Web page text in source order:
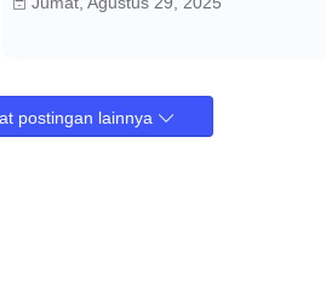
postingan lainnya